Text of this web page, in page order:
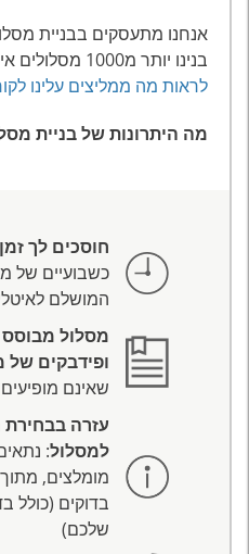
בנינו יותר מ1000 מסלולים אישיים לאיטליה.
לראות מה ממליצים עלינו
מה היתרונות של בניית
חוסכים לך
כשבועיים של
המושלם
מסלול מבוסס
ופידבקים של
שאינם
עזרה
למסלול:
מומלצים,
בדוקים (כולל
שלכם)